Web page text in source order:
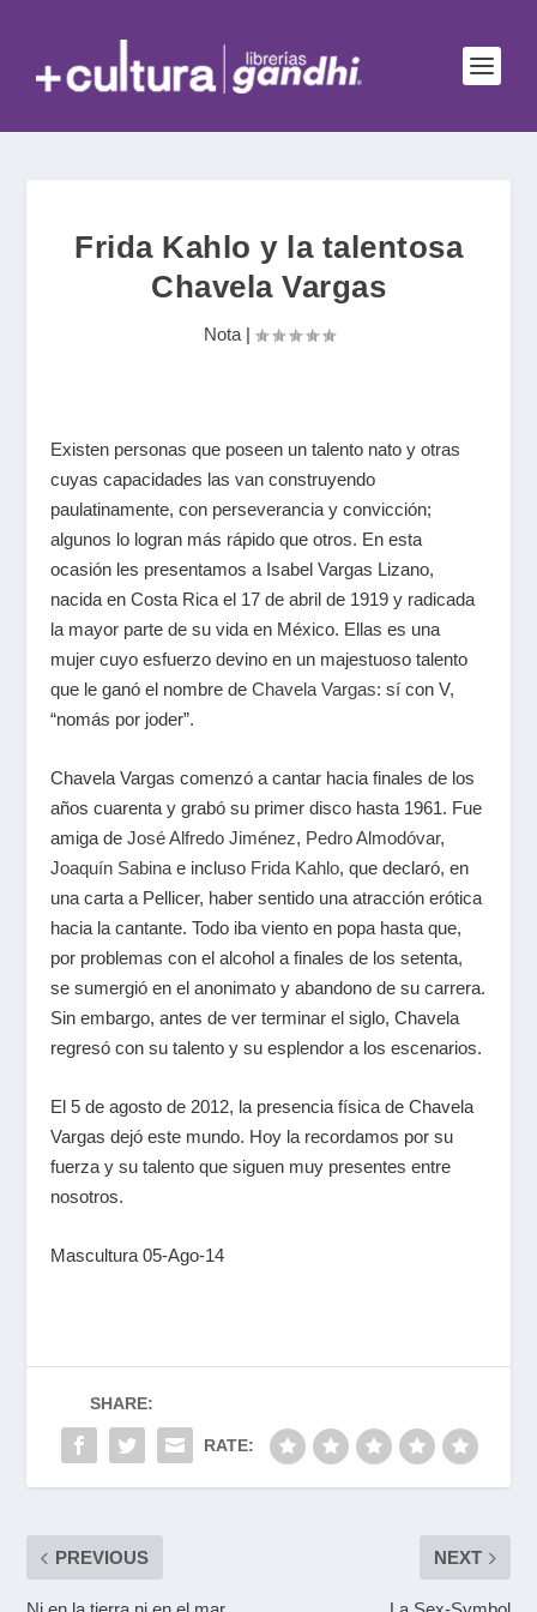
Frida Kahlo y la talentosa
Chavela Vargas
Nota|
Existen personas que poseen un talento nato y otras
cuyas capacidades las van construyendo
paulatinamente, con perseverancia y convicción;
algunos lo logran más rápido que otros. En esta
ocasión les presentamos a Isabel Vargas Lizano,
nacida en Costa Rica el 17 de abril de 1919 y radicada
la mayor parte de su vida en México. Ellas es una
mujer cuyo esfuerzo devino en un majestuoso talento
que le ganó el nombre deChavela Vargas: sí con V,
“nomás por joder”.
Chavela Vargas comenzó a cantar hacia finales de los
años cuarenta y grabó su primer disco hasta 1961. Fue
amiga deJosé Alfredo Jiménez, Pedro Almodóvar,
Joaquín Sabina e incluso Frida Kahlo, que declaró, en
una carta a Pellicer, haber sentido una atracción erótica
hacia la cantante. Todo iba viento en popa hasta que,
por problemas con el alcohol a finales de los setenta,
se sumergió en el anonimato y abandono de su carrera.
Sin embargo, antes de ver terminar el siglo, Chavela
regresó con su talento y su esplendor a los escenarios.
El 5 de agosto de 2012, la presencia física de Chavela
Vargas dejó este mundo. Hoy la recordamos por su
fuerza y su talento que siguen muy presentes entre
nosotros.
Mascultura 05-Ago-14
SHARE:
RATE:
PREVIOUS NEXT